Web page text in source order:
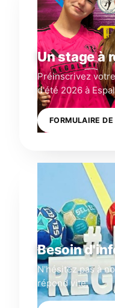
Un stage à
Préinscrivez
d'été 2026 à
FORMULAIRE
Besoin
N'hésitez pas à
répond vite.